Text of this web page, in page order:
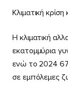
Κλιματική
Η κλιματική
εκατομμύρια
ενώ το 2024
σε εμπόλεμες